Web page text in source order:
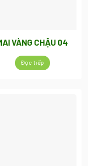
VÀNG CHẬU 04
Đọc tiếp